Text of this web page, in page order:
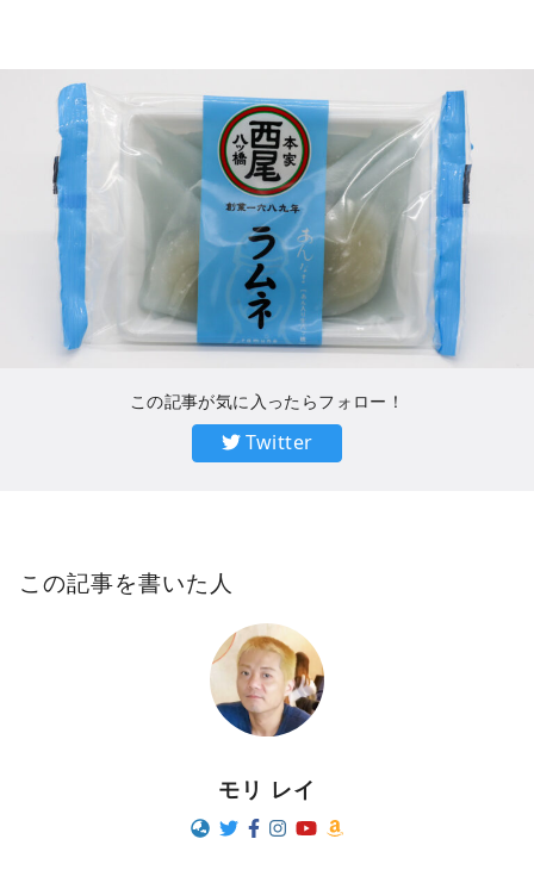
この記事が気に入ったらフォロー！
Twitter
この記事を書いた人
モリ レイ